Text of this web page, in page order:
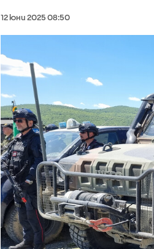
12 юни 2025 08:50